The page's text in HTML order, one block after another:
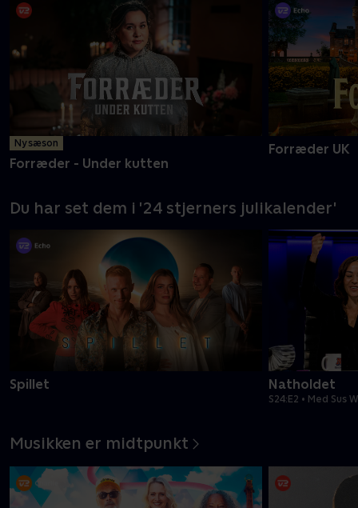
Ny sæson
Forræder - Under kutten
Forræder UK
Du har set dem i '24 stjerners julikalender'
Spillet Natholdet
S24:E2 • Med Sus
Musikken er midtpunkt